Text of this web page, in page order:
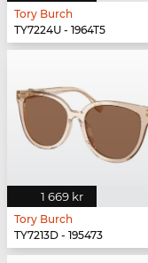
Tory Burch
TY7224U - 1964T5
1 669 kr
Tory Burch
TY7213D - 195473